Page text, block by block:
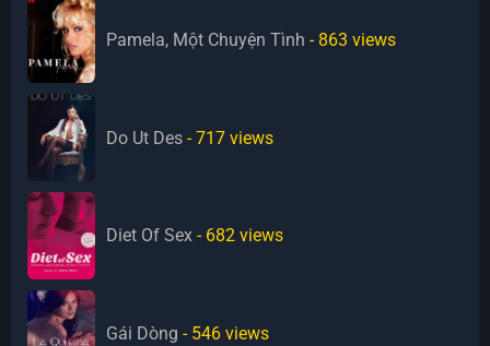
Pamela, Một Chuyện Tình - 863 views
Do Ut Des - 717 views
Diet Of Sex - 682 views
Gái Dòng - 546 views